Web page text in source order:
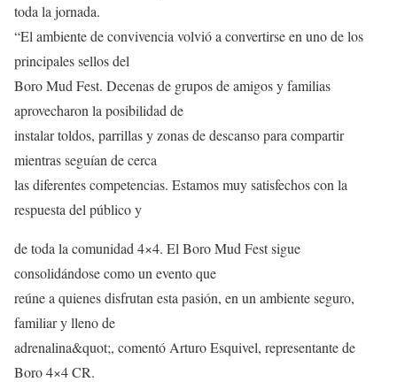
toda la jornada.
“El ambiente de convivencia volvió a convertirse en uno de los
principales sellos del
Boro Mud Fest. Decenas de grupos de amigos y familias
aprovecharon la posibilidad de
instalar toldos, parrillas y zonas de descanso para compartir
mientras seguían de cerca
las diferentes competencias. Estamos muy satisfechos con la
respuesta del público y
de toda la comunidad 4×4. El Boro Mud Fest sigue
consolidándose como un evento que
reúne a quienes disfrutan esta pasión, en un ambiente seguro,
familiar y lleno de
adrenalina&quot;, comentó Arturo Esquivel, representante de
Boro 4×4 CR.